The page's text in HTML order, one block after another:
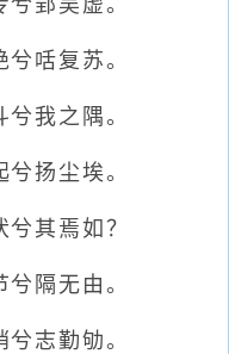
郢吴虚。
咶复苏。
我之隅。
扬尘埃。
其焉如？
隔无由。
志勤劬。